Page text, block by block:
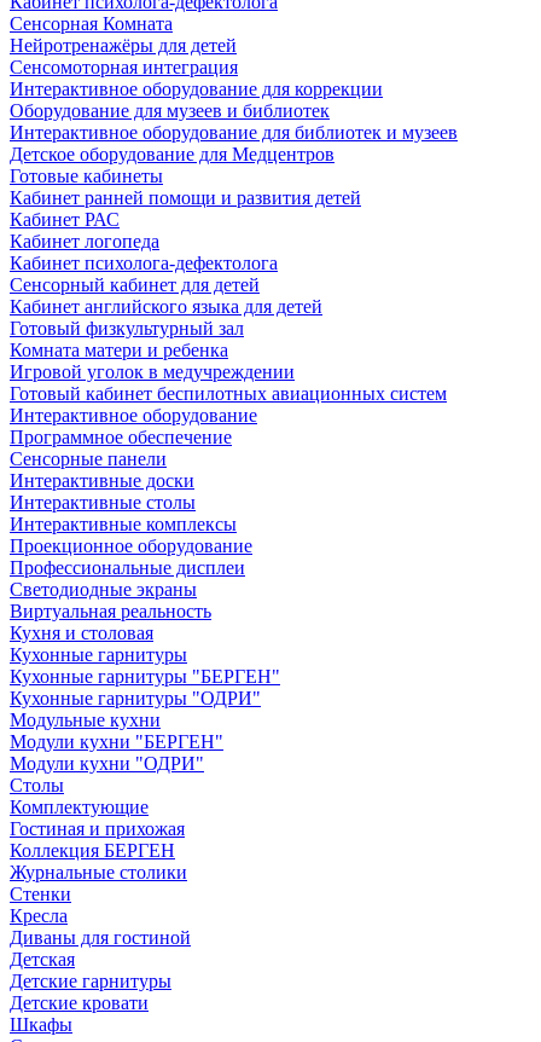
Сенсорная Комната
Нейротренажёры для детей
Сенсомоторная интеграция
Интерактивное оборудование для коррекции
Оборудование для музеев и библиотек
Интерактивное оборудование для библиотек и музеев
Детское оборудование для Медцентров
Готовые кабинеты
Кабинет ранней помощи и развития детей
Кабинет РАС
Кабинет логопеда
Кабинет психолога-дефектолога
Сенсорный кабинет для детей
Кабинет английского языка для детей
Готовый физкультурный зал
Комната матери и ребенка
Игровой уголок в медучреждении
Готовый кабинет беспилотных авиационных систем
Интерактивное оборудование
Программное обеспечение
Сенсорные панели
Интерактивные доски
Интерактивные столы
Интерактивные комплексы
Проекционное оборудование
Профессиональные дисплеи
Светодиодные экраны
Виртуальная реальность
Кухня и столовая
Кухонные гарнитуры
Кухонные гарнитуры "БЕРГЕН"
Кухонные гарнитуры "ОДРИ"
Модульные кухни
Модули кухни "БЕРГЕН"
Модули кухни "ОДРИ"
Столы
Комплектующие
Гостиная и прихожая
Коллекция БЕРГЕН
Журнальные столики
Стенки
Кресла
Диваны для гостиной
Детская
Детские гарнитуры
Детские кровати
Шкафы